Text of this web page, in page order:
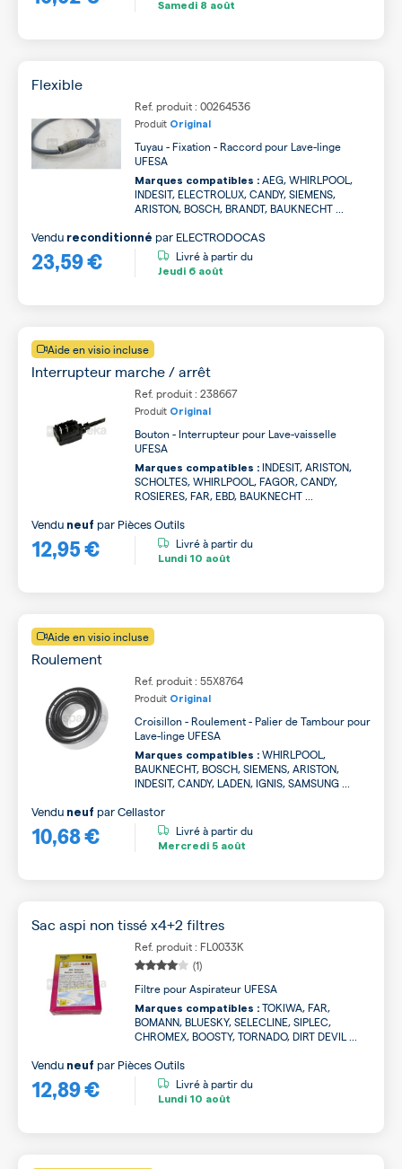
Samedi 8 août
Flexible
Ref. produit : 00264536
Produit Original
Tuyau - Fixation - Raccord pour Lave-linge
UFESA
Marques compatibles : AEG, WHIRLPOOL,
INDESIT, ELECTROLUX, CANDY, SIEMENS,
ARISTON, BOSCH, BRANDT, BAUKNECHT ...
23,59 €
Vendu reconditionné par ELECTRODOCAS
Livré à partir du
Jeudi 6 août
Aide en visio incluse
Interrupteur marche / arrêt
Ref. produit : 238667
Produit Original
Bouton - Interrupteur pour Lave-vaisselle
UFESA
Marques compatibles : INDESIT, ARISTON,
SCHOLTES, WHIRLPOOL, FAGOR, CANDY,
ROSIERES, FAR, EBD, BAUKNECHT ...
12,95 €
Vendu neuf par Pièces Outils
Livré à partir du
Lundi 10 août
Aide en visio incluse
Roulement
Ref. produit : 55X8764
Produit Original
Croisillon - Roulement - Palier de Tambour pour
Lave-linge UFESA
Marques compatibles : WHIRLPOOL,
BAUKNECHT, BOSCH, SIEMENS, ARISTON,
INDESIT, CANDY, LADEN, IGNIS, SAMSUNG ...
10,68 €
Vendu neuf parCellastor
Livré à partir du
Mercredi 5 août
Sac aspi non tissé x4+2 filtres
Ref. produit : FL0033K
(1)
Filtre pour Aspirateur UFESA
Marques compatibles : TOKIWA, FAR,
BOMANN, BLUESKY, SELECLINE, SIPLEC,
CHROMEX, BOOSTY, TORNADO, DIRT DEVIL ...
12,89 €
Vendu neuf par Pièces Outils
Livré à partir du
Lundi 10 août